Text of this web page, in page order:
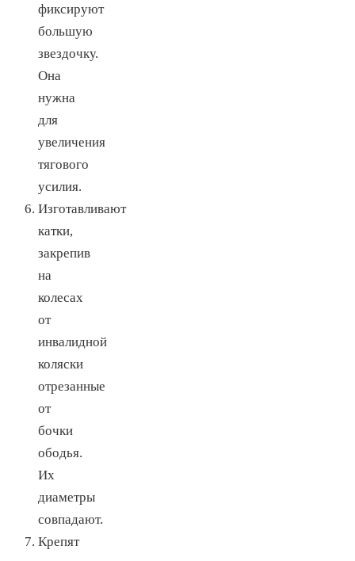
фиксируют
большую
звездочку.
Она
нужна
для
увеличения
тягового
усилия.
Изготавливают
катки,
закрепив
на
колесах
от
инвалидной
коляски
отрезанные
от
бочки
ободья.
Их
диаметры
совпадают.
Крепят